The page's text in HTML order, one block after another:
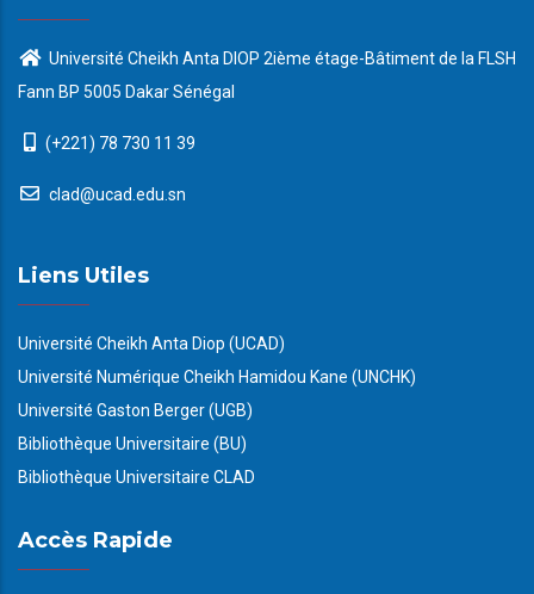
Université Cheikh Anta DIOP 2ième étage-Bâtiment de la FLSH
Fann BP 5005 Dakar Sénégal
(+221) 78 730 11 39
clad@ucad.edu.sn
Liens Utiles
Université Cheikh Anta Diop (UCAD)
Université Numérique Cheikh Hamidou Kane (UNCHK)
Université Gaston Berger (UGB)
Bibliothèque Universitaire (BU)
Bibliothèque Universitaire CLAD
Accès Rapide